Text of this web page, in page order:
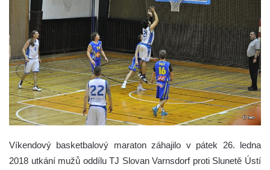
Víkendový basketbalový maraton záhajilo v pátek 26. ledna
2018 utkání mužů oddílu TJ Slovan Varnsdorf proti Slunetě Ústí